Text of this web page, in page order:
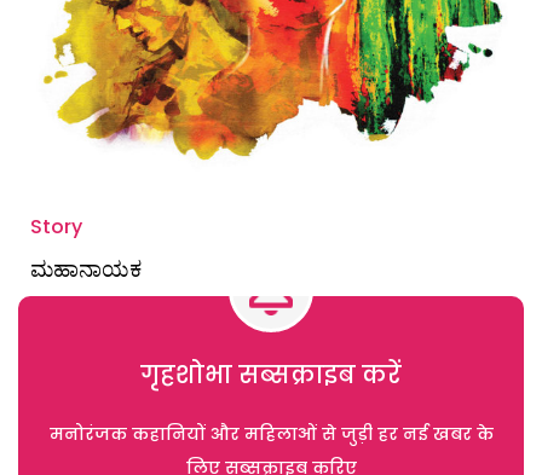
Story
ಮಹಾನಾಯಕ
गृहशोभा सब्सक्राइब करें
मनोरंजक कहानियों और महिलाओं से जुड़ी हर नई खबर के
लिए सब्सक्राइब करिए